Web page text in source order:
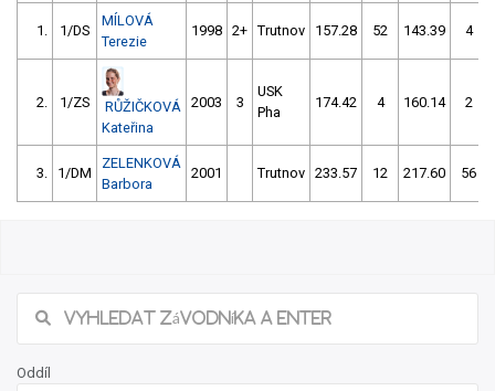
1. 1/DS
MÍLOVÁ
Terezie
1998 2+ Trutnov 157.28 52 143.39 4
2. 1/ZS
RŮŽIČKOVÁ
Kateřina
2003 3
USK
Pha
174.42 4 160.14 2
3. 1/DM
ZELENKOVÁ
Barbora
2001 Trutnov 233.57 12 217.60 56
Oddíl